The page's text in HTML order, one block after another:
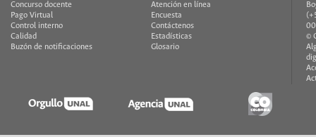
Concurso docente
Pago Virtual
Control interno
Calidad
Buzón de notificaciones
Atención en línea
Encuesta
Contáctenos
Estadísticas
Glosario
©